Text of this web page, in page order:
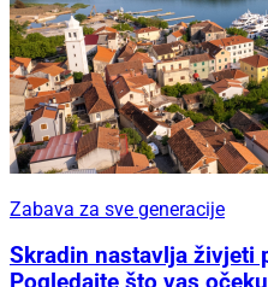
Zabava za sve generacije
Skradin nastavlja živjeti